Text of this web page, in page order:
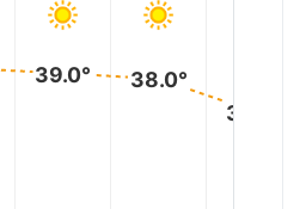
39.0° 38.0°
34.0°